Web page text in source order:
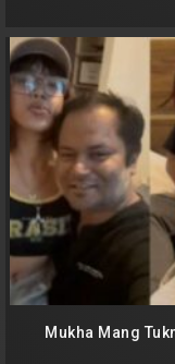
Mukha Mang